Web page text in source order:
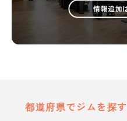
都道府県でジムを探す